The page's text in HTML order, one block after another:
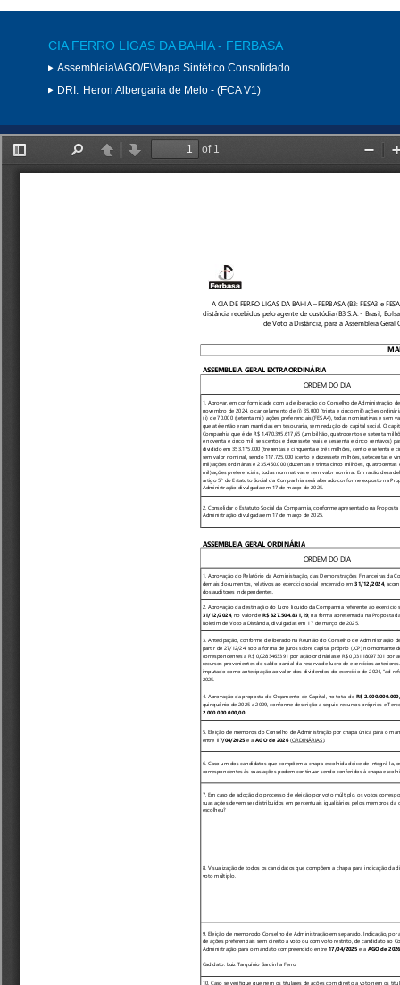
CIA FERRO LIGAS DA BAHIA - FERBASA
Assembleia\AGO/E\Mapa Sintético Consolidado
DRI: Heron Albergaria de Melo - (FCA V1)